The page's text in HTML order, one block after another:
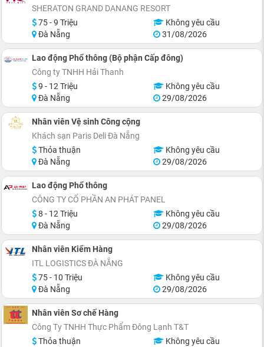
SHERATON GRAND DANANG RESORT
75 - 9 Triệu
Không yêu cầu
Đà Nẵng
31/08/2026
Lao động Phổ thông (Bộ phận Cấp đông)
Công ty TNHH Hải Thanh
9 - 12 Triệu
Không yêu cầu
Đà Nẵng
29/08/2026
Nhân viên Vệ sinh Công cộng
Khách sạn Paris Deli Đà Nẵng
Thỏa thuận
Không yêu cầu
Đà Nẵng
29/08/2026
Lao động Phổ thông
CÔNG TY CỔ PHẦN AN PHÁT PANEL
8 - 12 Triệu
Không yêu cầu
Đà Nẵng
29/08/2026
Nhân viên Kiểm Hàng
ITL LOGISTICS ĐÀ NẴNG
75 - 10 Triệu
Không yêu cầu
Đà Nẵng
29/08/2026
Nhân viên Sơ chế Hàng
Công Ty TNHH Thực Phẩm Đông Lạnh T&T
Thỏa thuận
Không yêu cầu